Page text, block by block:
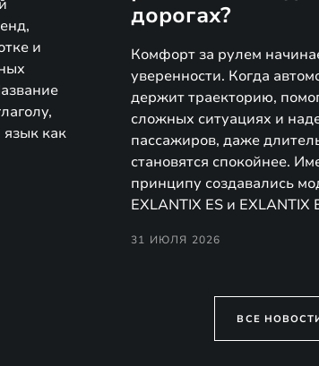
и
язык как
дорогах?
Комфорт за рулем
уверенности. Когда
держит траекторию,
сложных ситуациях и
пассажиров, даже
становятся спокойнее.
принципу создавались
EXLANTIX ES и EXLANTIX
31 ИЮЛЯ 2026
ВСЕ